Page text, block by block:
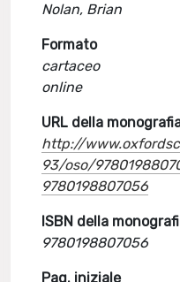
Nolan, Brian
Formato
cartaceo
online
URL della
http://
93/oso/
9780198807056
ISBN della
9780198807056
Pag. iniziale